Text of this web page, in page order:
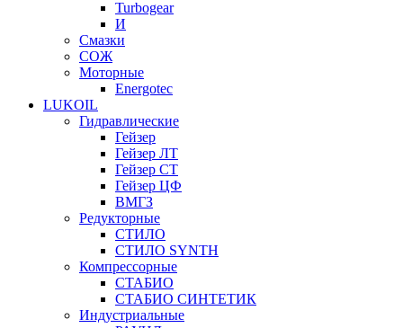
Turbogear
И
Смазки
СОЖ
Моторные
Energotec
LUKOIL
Гидравлические
Гейзер
Гейзер ЛТ
Гейзер СТ
Гейзер ЦФ
ВМГЗ
Редукторные
СТИЛО
СТИЛО SYNTH
Компрессорные
СТАБИО
СТАБИО СИНТЕТИК
Индустриальные